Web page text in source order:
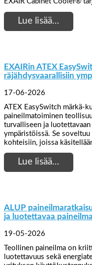
Lue lisää…
EXAIRin ATEX
räjähdysvaarallisiin
17-06-2026
ATEX EasySwitch märkä-
paineilmatoiminen
turvalliseen ja
ympäristöissä. Se
kohteisiin, joissa
Lue lisää…
ALUP
ja luotettavaa
19-05-2026
Teollinen paineilma on
luotettavuus sekä